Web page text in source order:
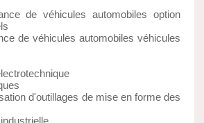
de véhicules automobiles option
de véhicules automobiles véhicules
d'outillages de mise en forme des